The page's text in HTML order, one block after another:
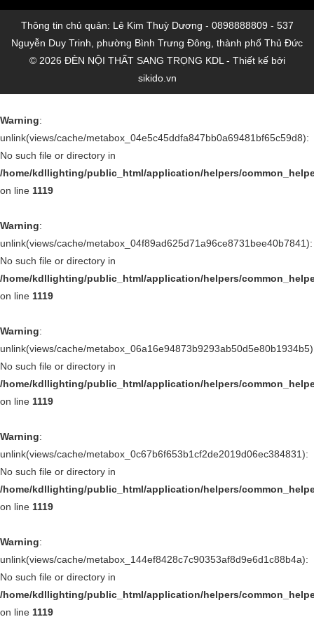
Thông tin chủ quản: Lê Kim Thuỳ Dương - 0898888809 - 537
Nguyễn Duy Trinh, phường Bình Trưng Đông, thành phố Thủ Đức
© 2026 ĐÈN NỘI THẤT SANG TRỌNG KDL - Thiết kế bởi
sikido.vn
Warning:
unlink(views/cache/metabox_04e5c45ddfa847bb0a69481bf65c59d8):
No such file or directory in
/home/kdllighting/public_html/application/helpers/
on line 1119
Warning:
unlink(views/cache/metabox_04f89ad625d71a96ce8731bee40b7841):
No such file or directory in
/home/kdllighting/public_html/application/helpers/
on line 1119
Warning:
unlink(views/cache/
No such file or directory in
/home/kdllighting/public_html/application/helpers/
on line 1119
Warning:
unlink(views/cache/metabox_0c67b6f653b1cf2de2019d06ec384831):
No such file or directory in
/home/kdllighting/public_html/application/helpers/
on line 1119
Warning:
unlink(views/cache/metabox_144ef8428c7c90353af8d9e6d1c88b4a):
No such file or directory in
/home/kdllighting/public_html/application/helpers/
on line 1119